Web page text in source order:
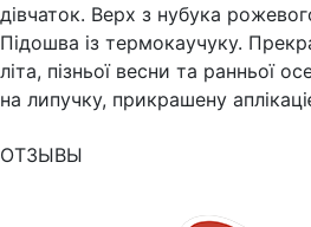
дівчаток. Верх з нубука
Підошва із термокаучуку.
літа, пізньої весни та ранньої
на липучку, прикрашену
ОТЗЫВЫ